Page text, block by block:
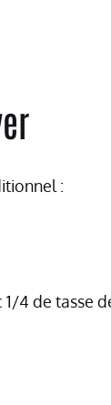
:
4 de tasse